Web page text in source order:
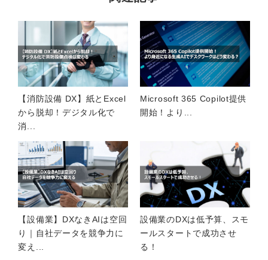
【消防設備 DX】紙とExcel
から脱却！デジタル化で
消...
Microsoft 365 Copilot提供
開始！より...
【設備業】DXなきAIは空回
り｜自社データを競争力に
変え...
設備業のDXは低予算、スモ
ールスタートで成功させ
る！